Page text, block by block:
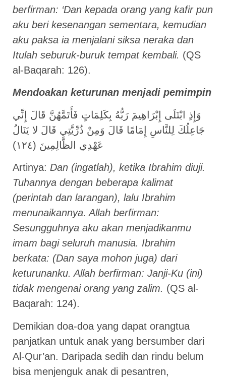
berfirman: ‘Dan kepada orang yang kafir pun
aku beri kesenangan sementara, kemudian
aku paksa ia menjalani siksa neraka dan
Itulah seburuk-buruk tempat kembali. (QS
al-Baqarah: 126).
Mendoakan keturunan menjadi pemimpin
وَإِذِ ابْتَلَى إِبْرَاهِيمَ رَبُّهُ بِكَلِمَاتٍ فَأَتَمَّهُنَّ قَالَ إِنِّي
جَاعِلُكَ لِلنَّاسِ إِمَامًا قَالَ وَمِنْ ذُرِّيَّتِي قَالَ لا يَنَالُ
عَهْدِي الظَّالِمِينَ (١٢٤)
Artinya: Dan (ingatlah), ketika Ibrahim diuji.
Tuhannya dengan beberapa kalimat
(perintah dan larangan), lalu Ibrahim
menunaikannya. Allah berfirman:
Sesungguhnya aku akan menjadikanmu
imam bagi seluruh manusia. Ibrahim
berkata: (Dan saya mohon juga) dari
keturunanku. Allah berfirman: Janji-Ku (ini)
tidak mengenai orang yang zalim. (QS al-
Baqarah: 124).
Demikian doa-doa yang dapat orangtua
panjatkan untuk anak yang bersumber dari
Al-Qur’an. Daripada sedih dan rindu belum
bisa menjenguk anak di pesantren,